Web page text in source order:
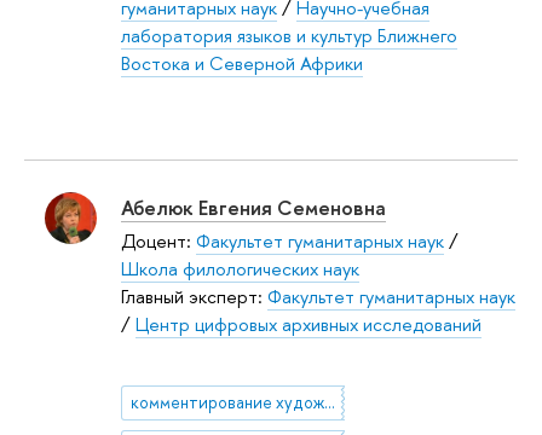
гуманитарных наук/Научно-учебная
лаборатория языков и культур Ближнего
Востока и Северной Африки
Абелюк Евгения Семеновна
Доцент: Факультет гуманитарных наук/
Школа филологических наук
Главный эксперт: Факультет гуманитарных наук
/Центр цифровых архивных исследований
комментирование художественного текста